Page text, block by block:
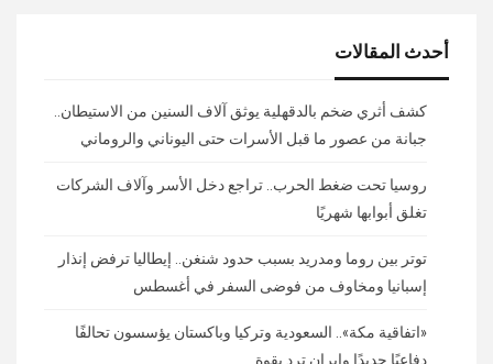
أحدث المقالات
كشف أثري ضخم بالدقهلية يوثق آلاف السنين من الاستيطان..
جبانة من عصور ما قبل الأسرات حتى اليوناني والروماني
روسيا تحت ضغط الحرب.. تراجع دخل الأسر وآلاف الشركات
تغلق أبوابها شهريًا
توتر بين روما ومدريد بسبب حدود شنغن.. إيطاليا ترفض إنذار
إسبانيا ومخاوف من فوضى السفر في أغسطس
«اتفاقية مكة».. السعودية وتركيا وباكستان يؤسسون تحالفًا
دفاعيًا جديدًا وإيران ترد بقوة